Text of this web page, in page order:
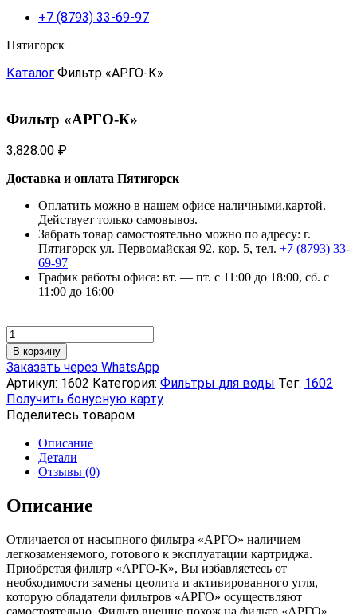
+7 (8793) 33-69-97
Пятигорск
Каталог Фильтр «АРГО-К»
Фильтр «АРГО-К»
3,828.00 ₽
Доставка и оплата Пятигорск
Оплатить можно в нашем офисе наличными,картой.
Действует только самовывоз.
Забрать товар самостоятельно можно по адресу: г.
Пятигорск ул. Первомайская 92, кор. 5, тел. +7 (8793) 33-
69-97
График работы офиса: вт. — пт. с 11:00 до 18:00, сб. с
11:00 до 16:00
Количество
товара
Фильтр
«АРГО-
К»
В корзину
Заказать через WhatsApp
Артикул: 1602 Категория: Фильтры для воды Тег: 1602
Получить бонусную карту
Поделитесь товаром
Описание
Детали
Отзывы (0)
Описание
Отличается от насыпного фильтра «АРГО» наличием
легкозаменяемого, готового к эксплуатации картриджа.
Приобретая фильтр «АРГО-К», Вы избавляетесь от
необходимости замены цеолита и активированного угля,
которую обладатели фильтров «АРГО» осуществляют